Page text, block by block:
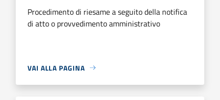
Procedimento di riesame a seguito della notifica
di atto o provvedimento amministrativo
VAI ALLA PAGINA